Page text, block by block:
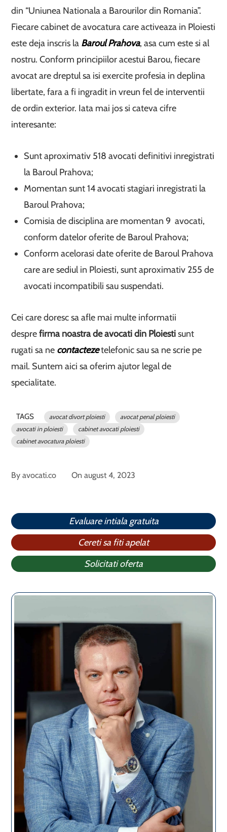
din “Uniunea Nationala a Barourilor din Romania”.
Fiecare cabinet de avocatura care activeaza in Ploiesti
este deja inscris la Baroul Prahova, asa cum este si al
nostru. Conform principiilor acestui Barou, fiecare
avocat are dreptul sa isi exercite profesia in deplina
libertate, fara a fi ingradit in vreun fel de interventii
de ordin exterior. Iata mai jos si cateva cifre
interesante:
Sunt aproximativ 518 avocati definitivi inregistrati
la Baroul Prahova;
Momentan sunt 14 avocati stagiari inregistrati la
Baroul Prahova;
Comisia de disciplina are momentan 9 avocati,
conform datelor oferite de Baroul Prahova;
Conform acelorasi date oferite de Baroul Prahova
care are sediul in Ploiesti, sunt aproximativ 255 de
avocati incompatibili sau suspendati.
Cei care doresc sa afle mai multe informatii
desprefirma noastra de avocati din Ploiestisunt
rugati sa ne contactezetelefonic sau sa ne scrie pe
mail. Suntem aici sa oferim ajutor legal de
specialitate.
TAGS avocat divort ploiesti
avocat penal ploiesti
avocati in ploiesti
cabinet avocati ploiesti
cabinet avocatura ploiesti
Byavocati.co Onaugust 4, 2023
Evaluare intiala gratuita
Cereti sa fiti apelat
Solicitati oferta